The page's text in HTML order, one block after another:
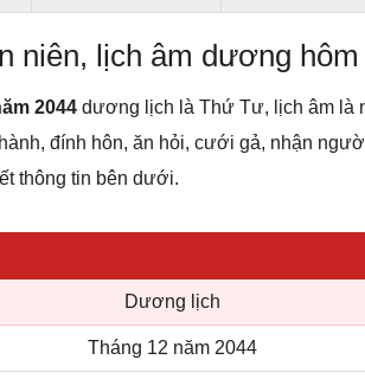
niên, lịch âm dương
2044 dương lịch là Thứ Tư, lịch âm là
đính hôn, ăn hỏi, cưới gả, nhận
thông tin bên dưới.
Dương lịch
Tháng 12 năm 2044